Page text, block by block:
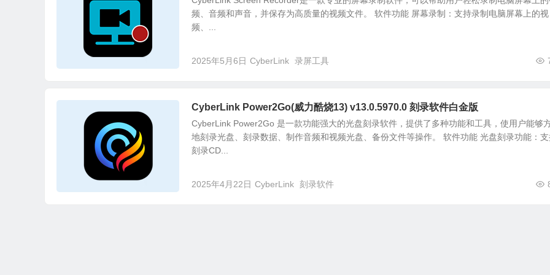
频、音频和声音，并保存为高质量的视频文件。 软件功能 屏幕录制：支持录制电脑屏幕上的视
频、...
2025年5月6日 CyberLink 录屏工具
CyberLink Power2Go(威力酷烧13) v13.0.5970.0 刻录软件白金版
CyberLink Power2Go 是一款功能强大的光盘刻录软件，提供了多种功能和工具，使用户能够
地刻录光盘、刻录数据、制作音频和视频光盘、备份文件等操作。 软件功能 光盘刻录功能：
刻录CD...
2025年4月22日 CyberLink 刻录软件